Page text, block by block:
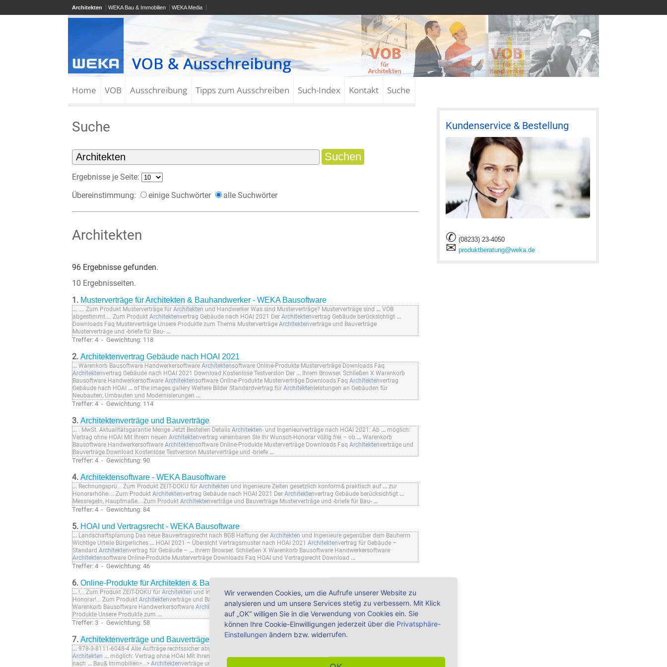
Architekten WEKA Bau & Immobilien WEKA Media
Home VOB Ausschreibung Tipps zum Ausschreiben Such-Index Kontakt Suche
Suche
Ergebnisse je Seite:
Übereinstimmung:
einige Suchwörter alle Suchwörter
Architekten
96 Ergebnisse gefunden.
10 Ergebnisseiten.
1. Musterverträge fürArchitekten & Bauhandwerker - WEKA Bausoftware
... .... Zum Produkt Musterverträge für Architekten und Handwerker Was sind Musterverträge? Musterverträge sind ... VOB
abgestimmt.... Zum Produkt Architektenvertrag Gebäude nach HOAI 2021 Der Architektenvertrag Gebäude berücksichtigt ...
Downloads Faq Musterverträge Unsere Produkte zum Thema Musterverträge Architektenverträge und Bauverträge
Musterverträge und -briefe für Bau- ...
Treffer: 4 - Gewichtung: 118
2. Architektenvertrag Gebäude nach HOAI 2021
... Warenkorb Bausoftware Handwerkersoftware Architektensoftware Online-Produkte Musterverträge Downloads Faq
Architektenvertrag Gebäude nach HOAI 2021 Download Kostenlose Testversion Der ... Ihrem Browser. Schließen X Warenkorb
Bausoftware Handwerkersoftware Architektensoftware Online-Produkte Musterverträge Downloads Faq Architektenvertrag
Gebäude nach HOAI ... of the images gallery Weitere Bilder Standardvertrag für Architekten leistungen an Gebäuden für
Neubauten, Umbauten und Modernisierungen ...
Treffer: 4 - Gewichtung: 114
3. Architektenverträge und Bauverträge
... . MwSt. Aktualitätsgarantie Menge Jetzt Bestellen Details Architekten- und Ingenieurverträge nach HOAI 2021: Ab ... möglich:
Vertrag ohne HOAI Mit Ihrem neuen Architektenvertrag vereinbaren Sie Ihr Wunsch-Honorar völlig frei – ob ... Warenkorb
Bausoftware Handwerkersoftware Architektensoftware Online-Produkte Musterverträge Downloads Faq Architektenverträge und
Bauverträge Download Kostenlose Testversion Musterverträge und -briefe ...
Treffer: 4 - Gewichtung: 90
4. Architektensoftware - WEKA Bausoftware
... Rechnungsprü... Zum Produkt ZEIT-DOKU für Architekten und Ingenieure Zeiten gesetzlich konform& praktisch auf ... zur
Honorarhöhe.... Zum Produkt Architektenvertrag Gebäude nach HOAI 2021 Der Architektenvertrag Gebäude berücksichtigt ...
Messregeln, Hauptmaße... Zum Produkt Architektenverträge und Bauverträge Musterverträge und -briefe für Bau- ...
Treffer: 4 - Gewichtung: 84
5. HOAI und Vertragsrecht - WEKA Bausoftware
... Landschaftsplanung Das neue Bauvertragsrecht nach BGB Haftung der Architekten und Ingenieure gegenüber dem Bauherrn
Wichtige Urteile Bürgerliches ... HOAI 2021 – Übersicht Vertragsmuster nach HOAI 2021 Architektenvertrag für Gebäude –
Standard Architektenvertrag für Gebäude – ... Ihrem Browser. Schließen X Warenkorb Bausoftware Handwerkersoftware
Architektensoftware Online-Produkte Musterverträge Downloads Faq HOAI und Vertragsrecht Download ...
Treffer: 4 - Gewichtung: 46
6. Online-Produkte fürArchitekten & Bauhandwerker - WEKA Bausoftware
... !... Zum Produkt ZEIT-DOKU für Architekten und Ingenieure Zeiten gesetzlich konform& praktisch auf...angemessenes
Honorar!... Zum Produkt Architektenverträge und Bauverträge Musterverträge und -briefe für Bau-
Ihrem Browser. Schließen X
Warenkorb Bausoftware Handwerkersoftware Architektensoftware Online-Produkte Musterverträge Downloads Faq Online-
Produkte Unsere Produkte zum ...
Treffer: 3 - Gewichtung: 58
7. Architektenverträge und Bauverträge - Weka Shop ¦ WEKA Shop
... 978-3-8111-6048-4 Alle Aufträge rechtssicher abwickeln mit den neuen
Architekten ... möglich: Vertrag ohne HOAI Mit Ihrem neuenArchitektenvertrag vereinbaren Sie Ihr Wunsch-Honorar völlig frei ob
nach ... Bau& Immobilien>...> Architektenverträge und Bauverträge close Systemvoraussetzungen Computer: Windows-PC
Kundenservice & Bestellung
✆ (08233) 23-4050
✉ produktberatung@weka.de
Wir verwenden Cookies, um die Aufrufe unserer Website zu
analysieren und um unsere Services stetig zu verbessern. Mit Klick
auf „OK“ willigen Sie in die Verwendung von Cookies ein. Sie
können Ihre Cookie-Einwilligungen jederzeit über die Privatsphäre-
Einstellungen ändern bzw. widerrufen.